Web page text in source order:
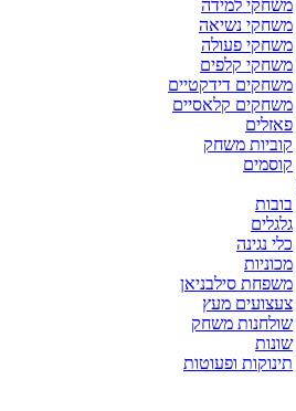
משחקי למידה
משחקי נשיאה
משחקי פעולה
משחקי קלפים
משחקים דידקטיים
משחקים קלאסיים
פאזלים
קוביות משחק
קוסמים
בובות
גלגלים
כלי נגינה
מכוניות
משפחת סילבניאן
צעצועים מעץ
שולחנות משחק
שונות
תינוקות ופעוטות